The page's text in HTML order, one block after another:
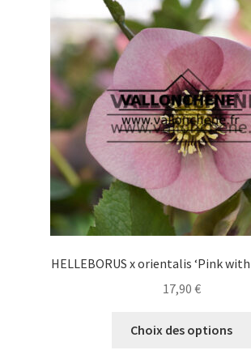
HELLEBORUS x orientalis ‘Pink
17,90 €
Choix des options